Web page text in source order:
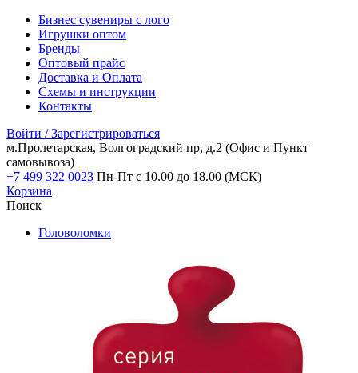
Бизнес сувениры с лого
Игрушки оптом
Бренды
Оптовый прайс
Доставка и Оплата
Схемы и инструкции
Контакты
Войти / Зарегистрироваться
м.Пролетарская, Волгоградский пр, д.2 (Офис и Пункт
самовывоза)
+7 499 322 0023 Пн-Пт с 10.00 до 18.00 (МСК)
Корзина
Поиск
Головоломки